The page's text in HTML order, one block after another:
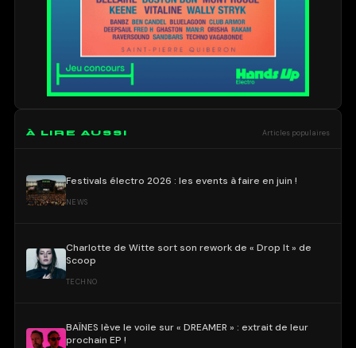
À LIRE AUSSI Articles populaires
Festivals électro 2026 : les events à faire en juin !
NEWS
Charlotte de Witte sort son rework de « Drop It » de
Scoop
TECHNO
BAÏNES lève le voile sur « DREAMER » : extrait de leur
prochain EP !